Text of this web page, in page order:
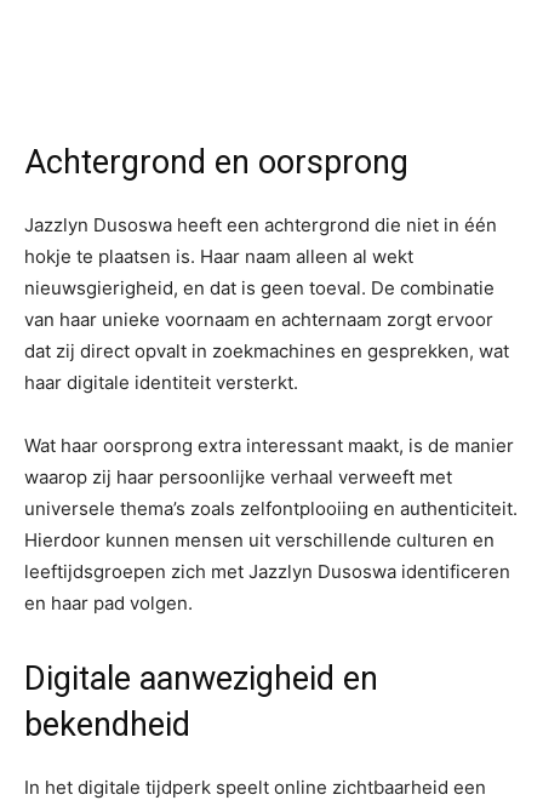
Achtergrond en oorsprong
Jazzlyn Dusoswa heeft een achtergrond die niet in één
hokje te plaatsen is. Haar naam alleen al wekt
nieuwsgierigheid, en dat is geen toeval. De combinatie
van haar unieke voornaam en achternaam zorgt ervoor
dat zij direct opvalt in zoekmachines en gesprekken, wat
haar digitale identiteit versterkt.
Wat haar oorsprong extra interessant maakt, is de manier
waarop zij haar persoonlijke verhaal verweeft met
universele thema’s zoals zelfontplooiing en authenticiteit.
Hierdoor kunnen mensen uit verschillende culturen en
leeftijdsgroepen zich met Jazzlyn Dusoswa identificeren
en haar pad volgen.
Digitale aanwezigheid en
bekendheid
In het digitale tijdperk speelt online zichtbaarheid een